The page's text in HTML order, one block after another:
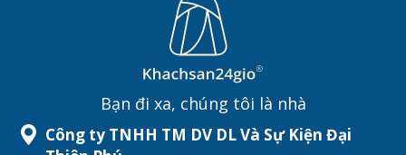
Bạn đi xa, chúng tôi là nhà
Công ty TNHH TM DV DL Và Sự Kiện Đại